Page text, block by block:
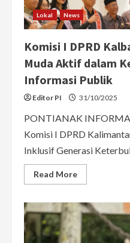
Lokal News
Komisi I DPRD
Muda Aktif dalam
Informasi Publik
Editor PI 31/10/2025
PONTIANAK
Komisi I DPRD
Inklusif Generasi
Read MoreRead
more
I
DPRD
Kalbar
Dorong
Generasi